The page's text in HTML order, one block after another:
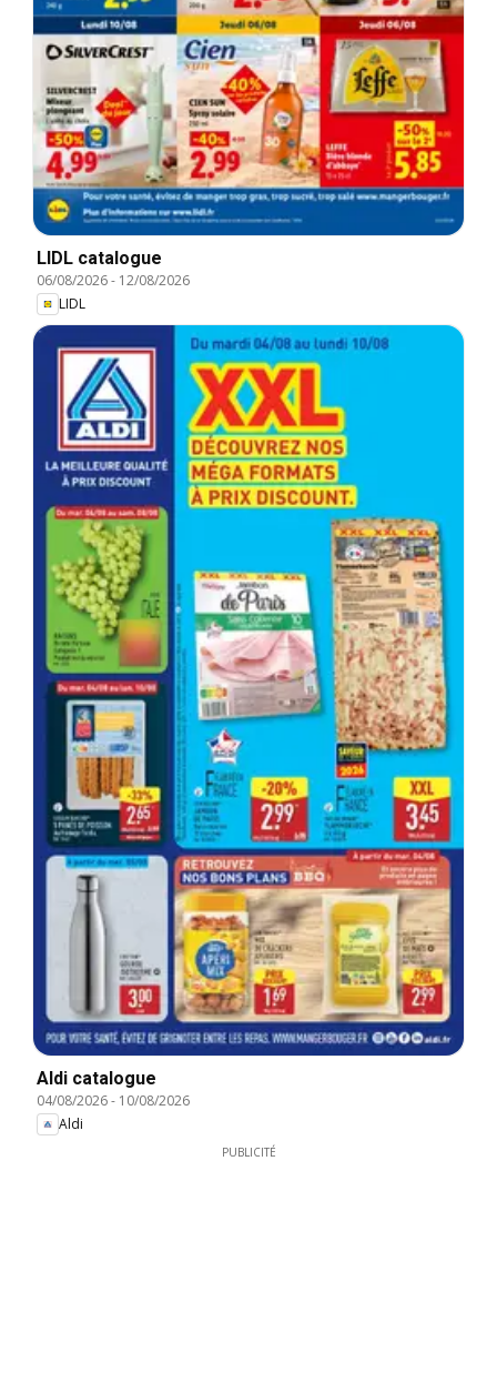
LIDL catalogue
06/08/2026- 12/08/2026
LIDL
Aldi catalogue
04/08/2026- 10/08/2026
Aldi
PUBLICITÉ